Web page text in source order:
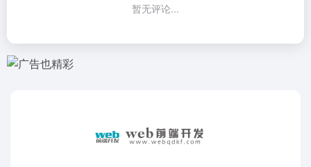
暂无评论...